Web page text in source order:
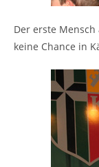
Der erste
keine Chance in